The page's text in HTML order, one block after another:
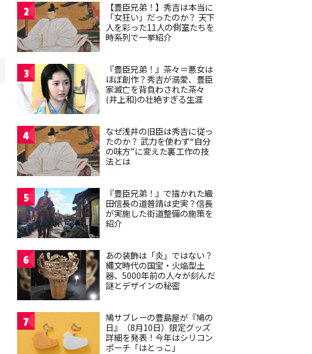
2
【豊臣兄弟！】秀吉は本当に
「女狂い」だったのか？ 天下
人を彩った11人の側室たちを
時系列で一挙紹介
3
『豊臣兄弟！』茶々＝悪女は
ほぼ創作？秀吉が溺愛、豊臣
家滅亡を背負わされた茶々
(井上和)の壮絶すぎる生涯
4
なぜ浅井の旧臣は秀吉に従っ
たのか？ 武力を使わず“自分
の味方”に変えた裏工作の技
法とは
5
『豊臣兄弟！』で描かれた織
田信長の道普請は史実？信長
が実施した街道整備の施策を
紹介
6
あの装飾は「炎」ではない？
縄文時代の国宝・火焔型土
器、5000年前の人々が刻んだ
謎とデザインの秘密
7
鳩サブレーの豊島屋が『鳩の
日』（8月10日）限定グッズ
詳細を発表！今年はシリコン
ポーチ「はとっこ」